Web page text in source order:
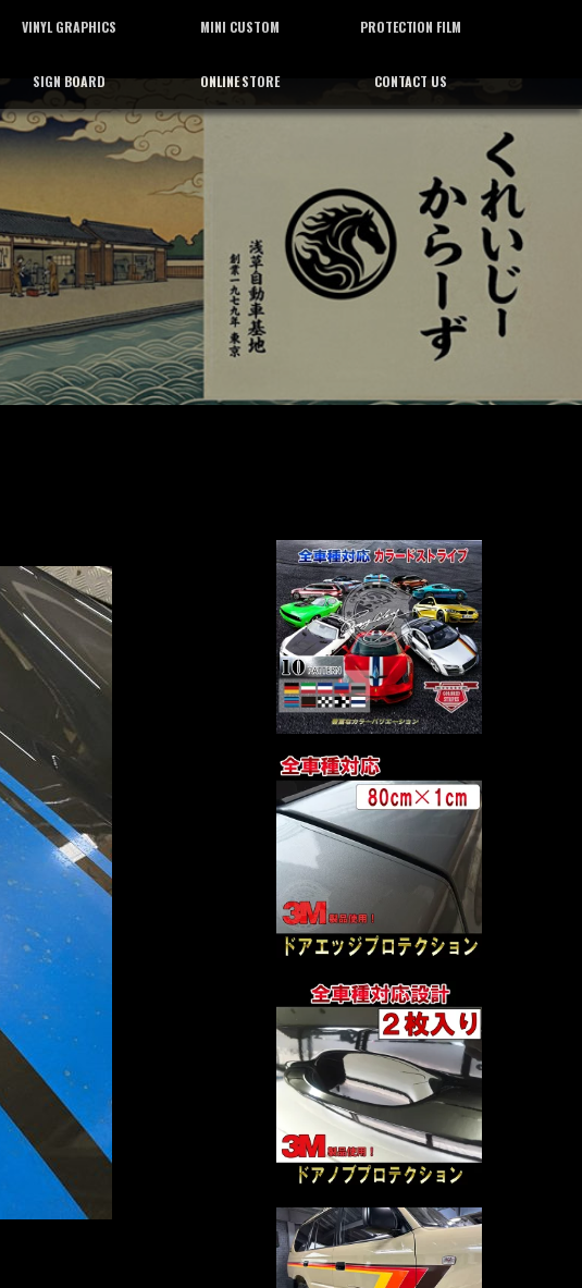
VINYL GRAPHICS
バイナルグラフィックス
MINI CUSTOM
ミニカスタム
PROTECTION FILM
プロテクション フィルム
SIGN BOARD
看板施工
ONLINE STORE CONTACT US